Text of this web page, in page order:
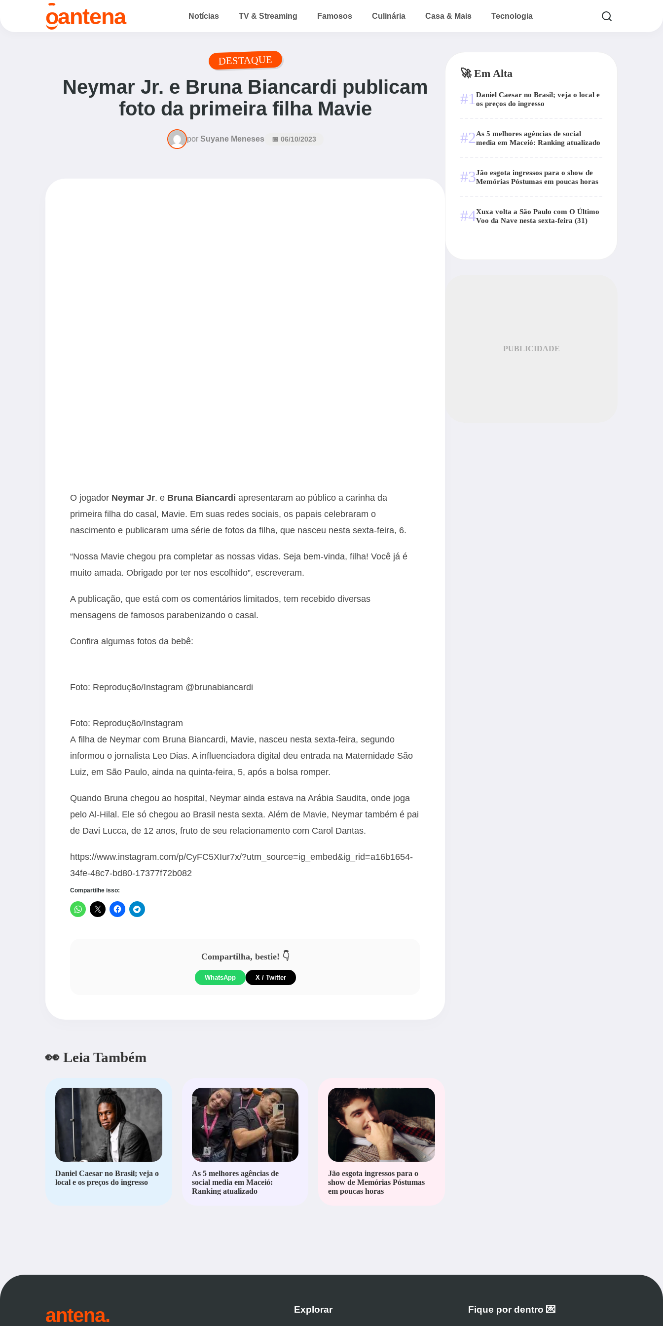
oantena Notícias TV & Streaming Famosos Culinária Casa & Mais Tecnologia
DESTAQUE
Neymar Jr. e Bruna Biancardi publicam
foto da primeira filha Mavie
por Suyane Meneses 📅 06/10/2023
O jogador Neymar Jr. e Bruna Biancardi apresentaram ao público a carinha da
primeira filha do casal, Mavie. Em suas redes sociais, os papais celebraram o
nascimento e publicaram uma série de fotos da filha, que nasceu nesta sexta-feira, 6.
“Nossa Mavie chegou pra completar as nossas vidas. Seja bem-vinda, filha! Você já é
muito amada. Obrigado por ter nos escolhido”, escreveram.
A publicação, que está com os comentários limitados, tem recebido diversas
mensagens de famosos parabenizando o casal.
Confira algumas fotos da bebê:
Foto: Reprodução/Instagram @brunabiancardi
Foto: Reprodução/Instagram
A filha de Neymar com Bruna Biancardi, Mavie, nasceu nesta sexta-feira, segundo
informou o jornalista Leo Dias. A influenciadora digital deu entrada na Maternidade São
Luiz, em São Paulo, ainda na quinta-feira, 5, após a bolsa romper.
Quando Bruna chegou ao hospital, Neymar ainda estava na Arábia Saudita, onde joga
pelo Al-Hilal. Ele só chegou ao Brasil nesta sexta. Além de Mavie, Neymar também é pai
de Davi Lucca, de 12 anos, fruto de seu relacionamento com Carol Dantas.
https://www.instagram.com/p/CyFC5XIur7x/?utm_source=ig_embed&ig_rid=a16b1654-
34fe-48c7-bd80-17377f72b082
Compartilhe isso:
Compartilha, bestie! 👇
WhatsApp X / Twitter
👀 Leia Também
Daniel Caesar no Brasil; veja o
local e os preços do ingresso
As 5 melhores agências de
social media em Maceió:
Ranking atualizado
Jão esgota ingressos para o
show de Memórias Póstumas
em poucas horas
🚀 Em Alta
#1 Daniel Caesar no Brasil; veja o local e
os preços do ingresso
#2As 5 melhores agências de social
media em Maceió: Ranking atualizado
#3Jão esgota ingressos para o show de
Memórias Póstumas em poucas horas
#4Xuxa volta a São Paulo com O Último
Voo da Nave nesta sexta-feira (31)
PUBLICIDADE
antena. Explorar Fique por dentro 💌